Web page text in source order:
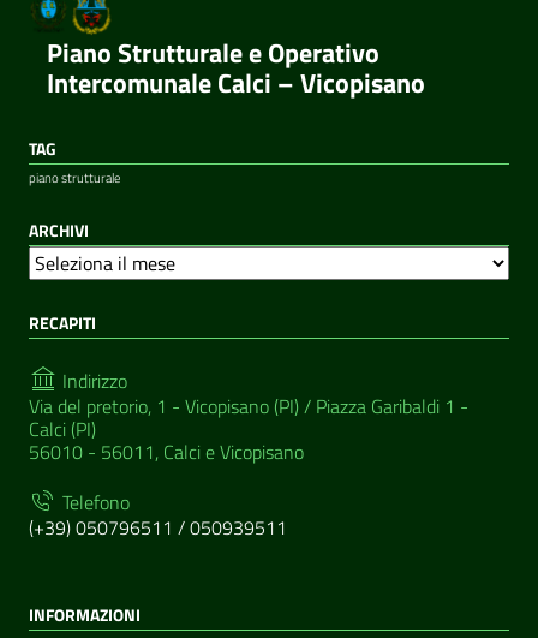
Piano Strutturale e Operativo
Intercomunale Calci – Vicopisano
TAG
piano strutturale
ARCHIVI
A
c
v
i
RECAPITI
Indirizzo
Via del pretorio, 1 - Vicopisano (PI) / Piazza Garibaldi 1 -
Calci (PI)
56010 - 56011, Calci e Vicopisano
Telefono
(+39) 050796511 / 050939511
INFORMAZIONI